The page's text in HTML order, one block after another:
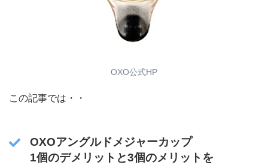
OXO公式HP
この記事では・・
OXOアングルドメジャーカップ
1個のデメリットと3個のメリットを